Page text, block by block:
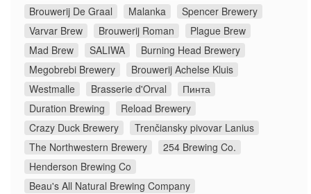
Brouwerij De Graal
Malanka
Spencer Brewery
Varvar Brew
Brouwerij Roman
Plague Brew
Mad Brew
SALIWA
Burning Head Brewery
Megobrebi Brewery
Brouwerij Achelse Kluis
Westmalle
Brasserie d'Orval
Пинта
Duration Brewing
Reload Brewery
Crazy Duck Brewery
Trenčiansky pivovar Lanius
The Northwestern Brewery
254 Brewing Co.
Henderson Brewing Co
Beau's All Natural Brewing Company